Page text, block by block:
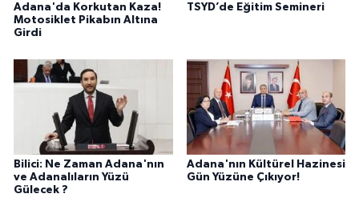
Adana'da Korkutan Kaza!
Motosiklet Pikabın Altına
Girdi
TSYD’de Eğitim Semineri
Bilici: Ne Zaman Adana'nın
ve Adanalıların Yüzü
Gülecek ?
Adana'nın Kültürel Hazinesi
Gün Yüzüne Çıkıyor!